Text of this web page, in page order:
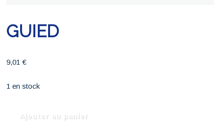
GUIED
9,01€
1 en stock
Ajouter au panier